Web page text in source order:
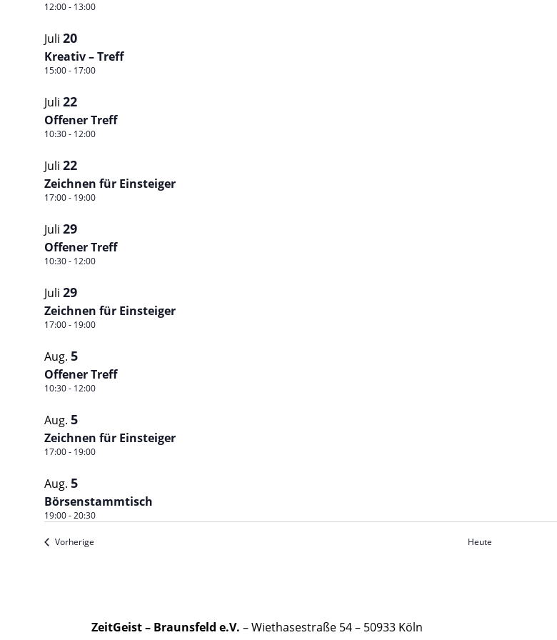
12:00- 13:00
Juli 20
Kreativ – Treff
15:00- 17:00
Juli 22
Offener Treff
10:30- 12:00
Juli 22
Zeichnen für Einsteiger
17:00- 19:00
Juli 29
Offener Treff
10:30- 12:00
Juli 29
Zeichnen für Einsteiger
17:00- 19:00
Aug. 5
Offener Treff
10:30- 12:00
Aug. 5
Zeichnen für Einsteiger
17:00- 19:00
Aug. 5
Börsenstammtisch
19:00-20:30
VorherigeVeranstaltungen Heute
ZeitGeist – Braunsfeld e.V. – Wiethasestraße 54 – 50933 Köln